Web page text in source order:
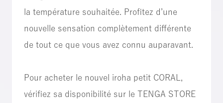
la température souhaitée. Profitez d’une
nouvelle sensation complètement différente
de tout ce que vous avez connu auparavant.
Pour acheter le nouvel iroha petit CORAL,
vérifiez sa disponibilité sur le TENGA STORE